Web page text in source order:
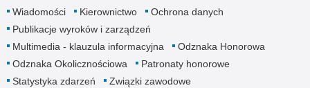
Wiadomości Kierownictwo
Ochrona danych
Publikacje wyroków i zarządzeń
Multimedia - klauzula informacyjna
Odznaka Honorowa
Odznaka Okolicznościowa
Patronaty honorowe
Statystyka zdarzeń
Związki zawodowe